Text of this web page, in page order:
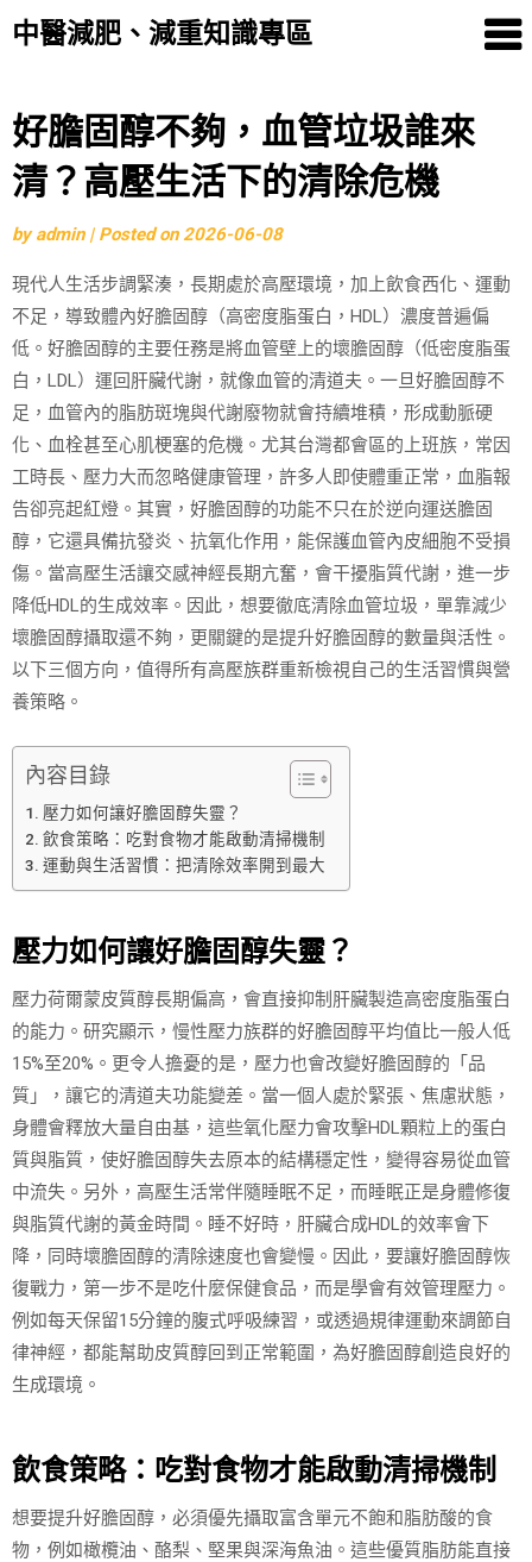
中醫減肥、減重知識專區
Skip
to
content
好膽固醇不夠，血管垃圾誰來
清？高壓生活下的清除危機
byadmin | Posted on2026-06-08
現代人生活步調緊湊，長期處於高壓環境，加上飲食西化、運動
不足，導致體內好膽固醇（高密度脂蛋白，HDL）濃度普遍偏
低。好膽固醇的主要任務是將血管壁上的壞膽固醇（低密度脂蛋
白，LDL）運回肝臟代謝，就像血管的清道夫。一旦好膽固醇不
足，血管內的脂肪斑塊與代謝廢物就會持續堆積，形成動脈硬
化、血栓甚至心肌梗塞的危機。尤其台灣都會區的上班族，常因
工時長、壓力大而忽略健康管理，許多人即使體重正常，血脂報
告卻亮起紅燈。其實，好膽固醇的功能不只在於逆向運送膽固
醇，它還具備抗發炎、抗氧化作用，能保護血管內皮細胞不受損
傷。當高壓生活讓交感神經長期亢奮，會干擾脂質代謝，進一步
降低HDL的生成效率。因此，想要徹底清除血管垃圾，單靠減少
壞膽固醇攝取還不夠，更關鍵的是提升好膽固醇的數量與活性。
以下三個方向，值得所有高壓族群重新檢視自己的生活習慣與營
養策略。
內容目錄
壓力如何讓好膽固醇失靈？
飲食策略：吃對食物才能啟動清掃機制
運動與生活習慣：把清除效率開到最大
壓力如何讓好膽固醇失靈？
壓力荷爾蒙皮質醇長期偏高，會直接抑制肝臟製造高密度脂蛋白
的能力。研究顯示，慢性壓力族群的好膽固醇平均值比一般人低
15%至20%。更令人擔憂的是，壓力也會改變好膽固醇的「品
質」，讓它的清道夫功能變差。當一個人處於緊張、焦慮狀態，
身體會釋放大量自由基，這些氧化壓力會攻擊HDL顆粒上的蛋白
質與脂質，使好膽固醇失去原本的結構穩定性，變得容易從血管
中流失。另外，高壓生活常伴隨睡眠不足，而睡眠正是身體修復
與脂質代謝的黃金時間。睡不好時，肝臟合成HDL的效率會下
降，同時壞膽固醇的清除速度也會變慢。因此，要讓好膽固醇恢
復戰力，第一步不是吃什麼保健食品，而是學會有效管理壓力。
例如每天保留15分鐘的腹式呼吸練習，或透過規律運動來調節自
律神經，都能幫助皮質醇回到正常範圍，為好膽固醇創造良好的
生成環境。
飲食策略：吃對食物才能啟動清掃機制
想要提升好膽固醇，必須優先攝取富含單元不飽和脂肪酸的食
物，例如橄欖油、酪梨、堅果與深海魚油。這些優質脂肪能直接